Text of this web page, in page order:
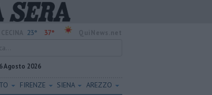
23° 37°
Agosto 2026
FIRENZE SIENA AREZZO